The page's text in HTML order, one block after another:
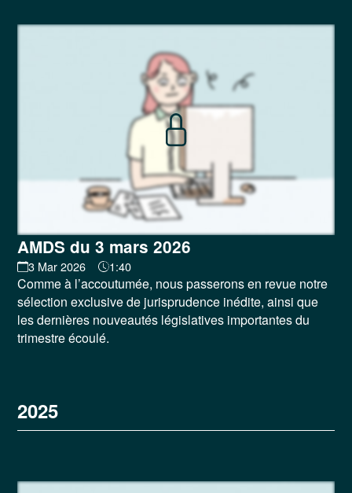
AMDS du 3 mars 2026
3 Mar 2026 1:40
Comme à l’accoutumée, nous passerons en revue notre
sélection exclusive de jurisprudence inédite, ainsi que
les dernières nouveautés législatives importantes du
trimestre écoulé.
2025